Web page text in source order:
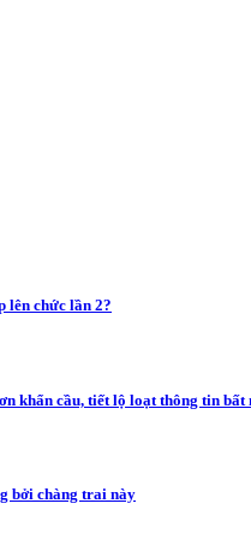
lên chức lần 2?
khẩn cầu, tiết lộ loạt thông tin bất
bởi chàng trai này